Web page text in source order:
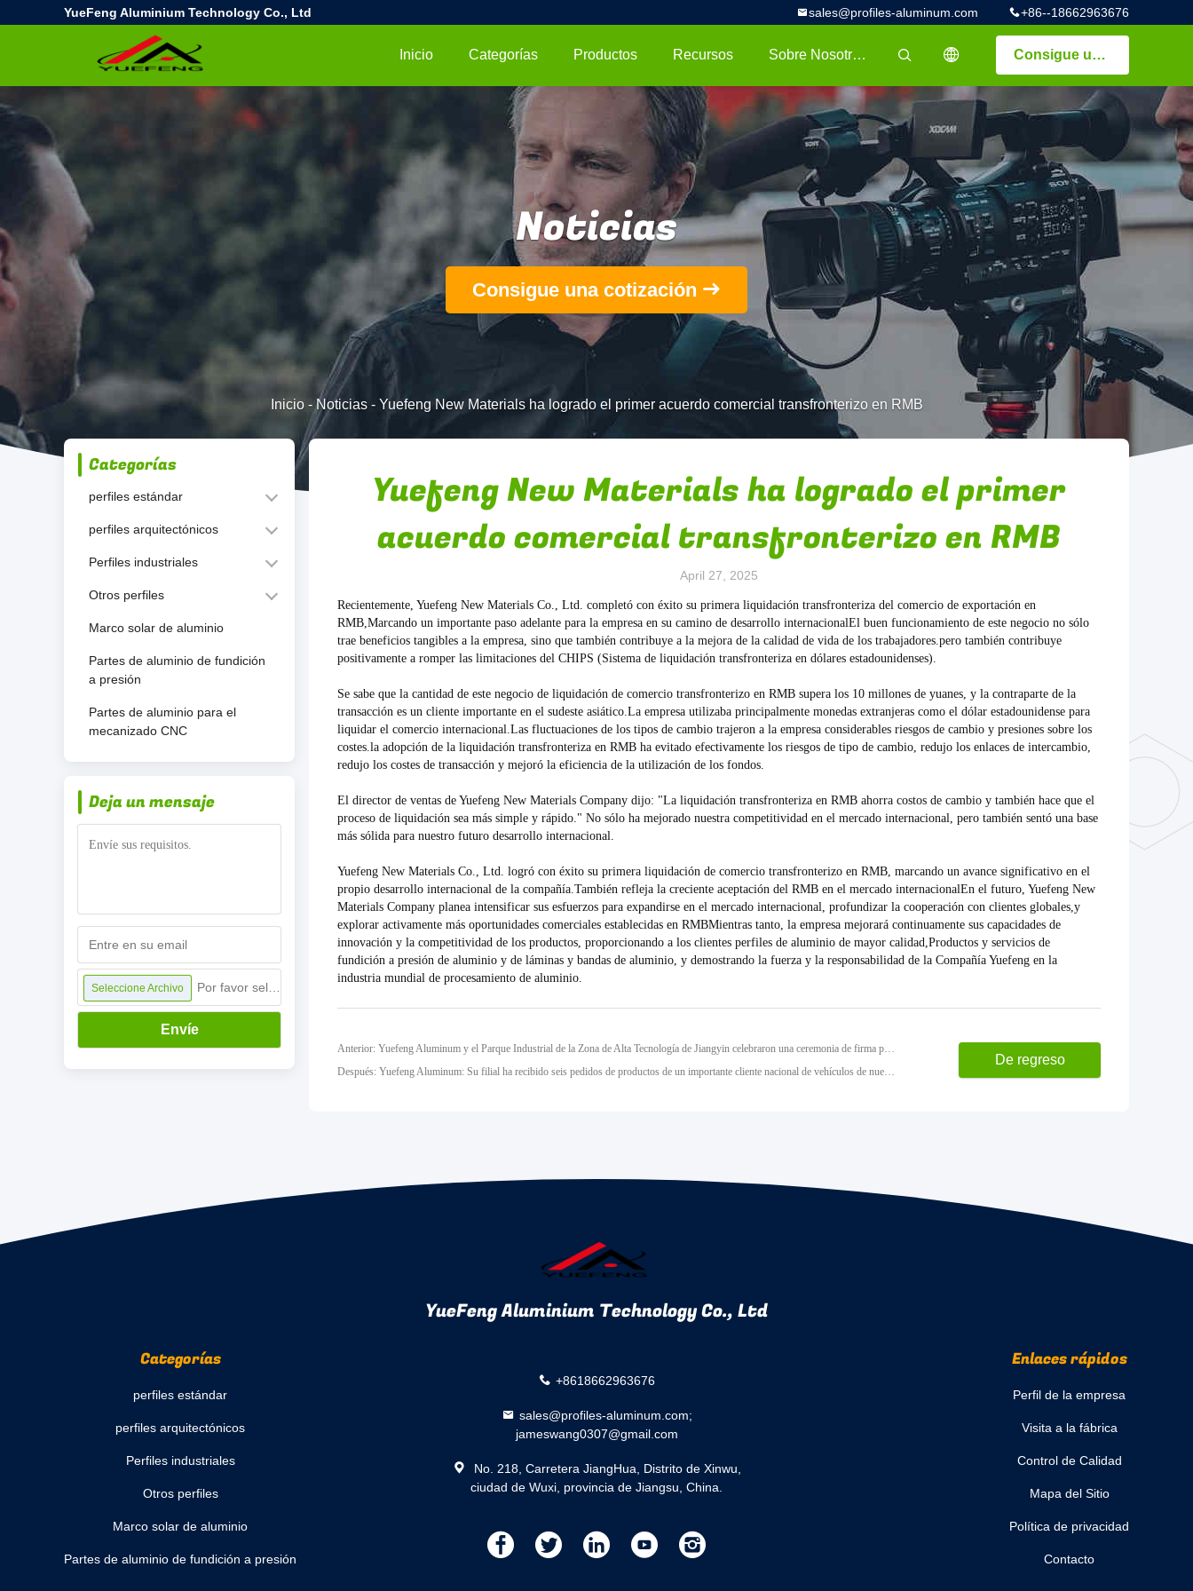
YueFeng Aluminium Technology Co., Ltd +86--18662963676
sales@profiles-aluminum.com
Consigue una cotización
描述
Inicio Categorías Productos Recursos Sobre Nosotros
Noticias
Consigue una cotización
Inicio-Noticias- Yuefeng New Materials ha logrado el primer acuerdo comercial transfronterizo en RMB
Categorías
perfiles estándar
perfiles arquitectónicos
Perfiles industriales
Otros perfiles
Marco solar de aluminio
Partes de aluminio de fundición
a presión
Partes de aluminio para el
mecanizado CNC
Deja un mensaje
Seleccione Archivo
Envíe
Yuefeng New Materials ha logrado el primer
acuerdo comercial transfronterizo en RMB
April 27, 2025
Recientemente, Yuefeng New Materials Co., Ltd. completó con éxito su primera liquidación transfronteriza del comercio de exportación en
RMB,Marcando un importante paso adelante para la empresa en su camino de desarrollo internacionalEl buen funcionamiento de este negocio no sólo
trae beneficios tangibles a la empresa, sino que también contribuye a la mejora de la calidad de vida de los trabajadores.pero también contribuye
positivamente a romper las limitaciones del CHIPS (Sistema de liquidación transfronteriza en dólares estadounidenses).
Se sabe que la cantidad de este negocio de liquidación de comercio transfronterizo en RMB supera los 10 millones de yuanes, y la contraparte de la
transacción es un cliente importante en el sudeste asiático.La empresa utilizaba principalmente monedas extranjeras como el dólar estadounidense para
liquidar el comercio internacional.Las fluctuaciones de los tipos de cambio trajeron a la empresa considerables riesgos de cambio y presiones sobre los
costes.la adopción de la liquidación transfronteriza en RMB ha evitado efectivamente los riesgos de tipo de cambio, redujo los enlaces de intercambio,
redujo los costes de transacción y mejoró la eficiencia de la utilización de los fondos.
El director de ventas de Yuefeng New Materials Company dijo: "La liquidación transfronteriza en RMB ahorra costos de cambio y también hace que el
proceso de liquidación sea más simple y rápido." No sólo ha mejorado nuestra competitividad en el mercado internacional, pero también sentó una base
más sólida para nuestro futuro desarrollo internacional.
Yuefeng New Materials Co., Ltd. logró con éxito su primera liquidación de comercio transfronterizo en RMB, marcando un avance significativo en el
propio desarrollo internacional de la compañía.También refleja la creciente aceptación del RMB en el mercado internacionalEn el futuro, Yuefeng New
Materials Company planea intensificar sus esfuerzos para expandirse en el mercado internacional, profundizar la cooperación con clientes globales,y
explorar activamente más oportunidades comerciales establecidas en RMBMientras tanto, la empresa mejorará continuamente sus capacidades de
innovación y la competitividad de los productos, proporcionando a los clientes perfiles de aluminio de mayor calidad,Productos y servicios de
fundición a presión de aluminio y de láminas y bandas de aluminio, y demostrando la fuerza y la responsabilidad de la Compañía Yuefeng en la
industria mundial de procesamiento de aluminio.
Anterior: Yuefeng Aluminum y el Parque Industrial de la Zona de Alta Tecnología de Jiangyin celebraron una ceremonia de firma para el "Proyecto de Industrialización de Fundición a Presión de Aleación de Aluminio Ligero"
Después: Yuefeng Aluminum: Su filial ha recibido seis pedidos de productos de un importante cliente nacional de vehículos de nueva energía
De regreso
YueFeng Aluminium Technology Co., Ltd
Categorías
perfiles estándar
perfiles arquitectónicos
Perfiles industriales
Otros perfiles
Marco solar de aluminio
Partes de aluminio de fundición a presión
+8618662963676
sales@profiles-aluminum.com;
jameswang0307@gmail.com
No. 218, Carretera JiangHua, Distrito de Xinwu,
ciudad de Wuxi, provincia de Jiangsu, China.
Enlaces rápidos
Perfil de la empresa
Visita a la fábrica
Control de Calidad
Mapa del Sitio
Política de privacidad
Contacto